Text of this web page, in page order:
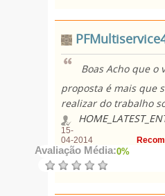
Boas Acho que o
proposta é mais que
realizar do trabalho
15-
04-2014
Avaliação Média:0%